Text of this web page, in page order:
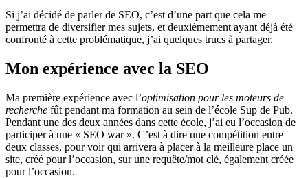
Si j’ai décidé de parler de SEO, c’est d’une part que cela me
permettra de diversifier mes sujets, et deuxièmement ayant déjà été
confronté à cette problématique, j’ai quelques trucs à partager.
Mon expérience avec la SEO
Ma première expérience avec l’optimisation pour les moteurs de
recherche fût pendant ma formation au sein de l’école Sup de Pub.
Pendant une des deux années dans cette école, j’ai eu l’occasion de
participer à une « SEO war ». C’est à dire une compétition entre
deux classes, pour voir qui arrivera à placer à la meilleure place un
site, créé pour l’occasion, sur une requête/mot clé, également créée
pour l’occasion.